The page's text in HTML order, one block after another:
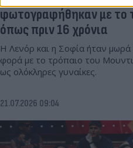
φωτογραφήθηκαν με το
όπως πριν 16 χρόνια
Η Λενόρ και η Σοφία ήταν
φορά με το τρόπαιο του
ως ολόκληρες γυναίκες.
21.07.2026 09:04